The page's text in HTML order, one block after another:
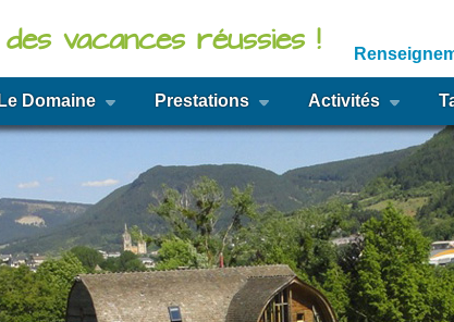
vacances réussies !
Domaine Prestations Activités